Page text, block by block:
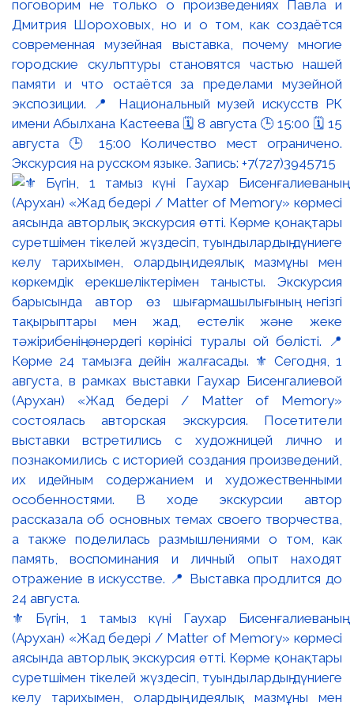
поговорим не только о произведениях Павла и
Дмитрия Шороховых, но и о том, как создаётся
современная музейная выставка, почему многие
городские скульптуры становятся частью нашей
памяти и что остаётся за пределами музейной
экспозиции. 📍 Национальный музей искусств РК
имени Абылхана Кастеева 🗓 8 августа 🕒 15:00 🗓 15
августа 🕒 15:00 Количество мест ограничено.
Экскурсия на русском языке. Запись: +7(727)3945715
⚜️ Бүгін, 1 тамыз күні Гаухар Бисенғалиеваның
(Арухан) «Жад бедері / Matter of Memory» көрмесі
аясында авторлық экскурсия өтті. Көрме қонақтары
суретшімен тікелей жүздесіп, туындылардың дүниеге
келу тарихымен, олардың идеялық мазмұны мен